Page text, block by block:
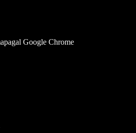
pagal Google Chrome